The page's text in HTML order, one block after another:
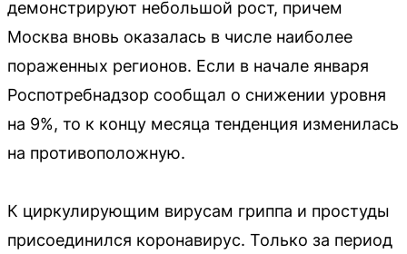
демонстрируют небольшой рост, причем
Москва вновь оказалась в числе наиболее
пораженных регионов. Если в начале января
Роспотребнадзор сообщал о снижении уровня
на 9%, то к концу месяца тенденция изменилась
на противоположную.
К циркулирующим вирусам гриппа и простуды
присоединился коронавирус. Только за период